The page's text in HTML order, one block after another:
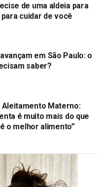
de uma aldeia para
cuidar de você
em São Paulo: o
saber?
Aleitamento Materno:
é muito mais do que
o melhor alimento”